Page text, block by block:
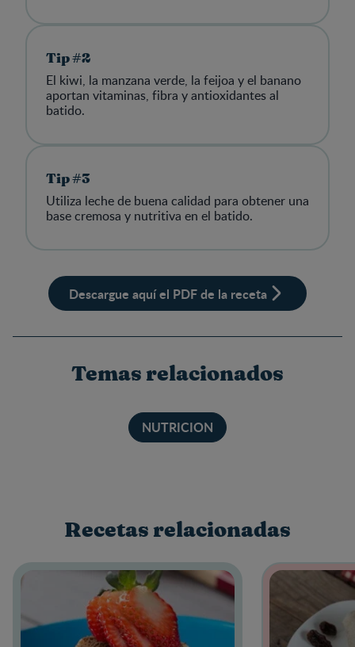
Tip #2
El kiwi, la manzana verde, la feijoa y el banano
aportan vitaminas, fibra y antioxidantes al
batido.
Tip #3
Utiliza leche de buena calidad para obtener una
base cremosa y nutritiva en el batido.
Descargue aquí el PDF de la receta
Temas relacionados
NUTRICION
Recetas relacionadas